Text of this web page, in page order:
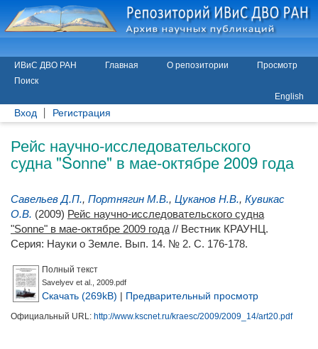
ИВиС ДВО РАН Главная О репозитории
Просмотр
Поиск
English
Вход Регистрация
Рейс научно-исследовательского
судна "Sonne" в мае-октябре 2009 года
Савельев Д.П., Портнягин М.В., Цуканов Н.В., Кувикас
О.В. (2009) Рейс научно-исследовательского судна
"Sonne" в мае-октябре 2009 года // Вестник КРАУНЦ.
Серия: Науки о Земле. Вып. 14. № 2. С. 176-178.
Полный текст
Savelyev et al., 2009.pdf
Скачать (269kB) | Предварительный просмотр
Официальный URL: http://www.kscnet.ru/kraesc/2009/2009_14/art20.pdf